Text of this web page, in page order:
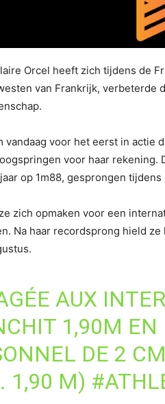
Orcel heeft zich tijdens de
van Frankrijk, verbeterde
vandaag voor het eerst in actie
voor haar rekening.
op 1m88, gesprongen
zich opmaken voor een
Na haar recordsprong hield
AUX
1,90M EN
DE 2
1,90 M)